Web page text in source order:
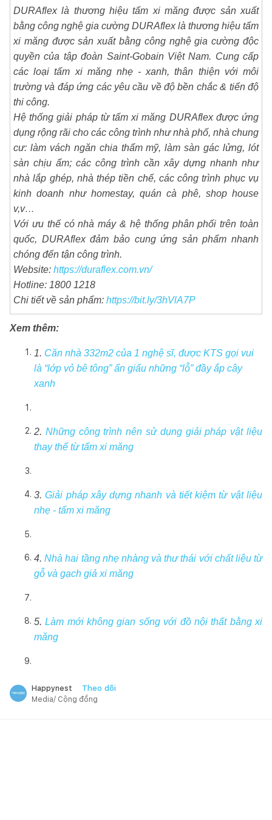
DURAflex là thương hiệu tấm xi măng được sản xuất
bằng công nghệ gia cường DURAflex là thương hiệu tấm
xi măng được sản xuất bằng công nghệ gia cường độc
quyền của tập đoàn Saint-Gobain Việt Nam. Cung cấp
các loại tấm xi măng nhẹ - xanh, thân thiện với môi
trường và đáp ứng các yêu cầu về độ bền chắc & tiến độ
thi công.
Hệ thống giải pháp từ tấm xi măng DURAflex được ứng
dụng rộng rãi cho các công trình như nhà phố, nhà chung
cư: làm vách ngăn chia thẩm mỹ, làm sàn gác lửng, lót
sàn chịu ẩm; các công trình cần xây dựng nhanh như
nhà lắp ghép, nhà thép tiền chế, các công trình phục vụ
kinh doanh như homestay, quán cà phê, shop house
v,v…
Với ưu thế có nhà máy & hệ thống phân phối trên toàn
quốc, DURAflex đảm bảo cung ứng sản phẩm nhanh
chóng đến tận công trình.
Website: https://duraflex.com.vn/
Hotline: 1800 1218
Chi tiết về sản phẩm: https://bit.ly/3hVlA7P
Xem thêm:
1. Căn nhà 332m2 của 1 nghệ sĩ, được KTS gọi vui
là “lớp vỏ bê tông” ẩn giấu những “lỗ” đầy ắp cây
xanh
2. Những công trình nên sử dụng giải pháp vật liệu
thay thế từ tấm xi măng
3.Giải pháp xây dựng nhanh và tiết kiệm từ vật liệu
nhẹ - tấm xi măng
4.Nhà hai tầng nhẹ nhàng và thư thái với chất liệu từ
gỗ và gạch giả xi măng
5.Làm mới không gian sống với đồ nội thất bằng xi
măng
Happynest Theo dõi
Media/ Cộng đồng